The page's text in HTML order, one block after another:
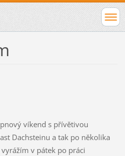
víkend s přívětivou
Dachsteinu a tak po několika
v pátek po práci